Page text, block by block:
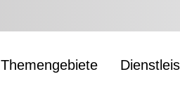
Themengebiete